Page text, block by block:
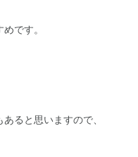
です。
ると思いますので、